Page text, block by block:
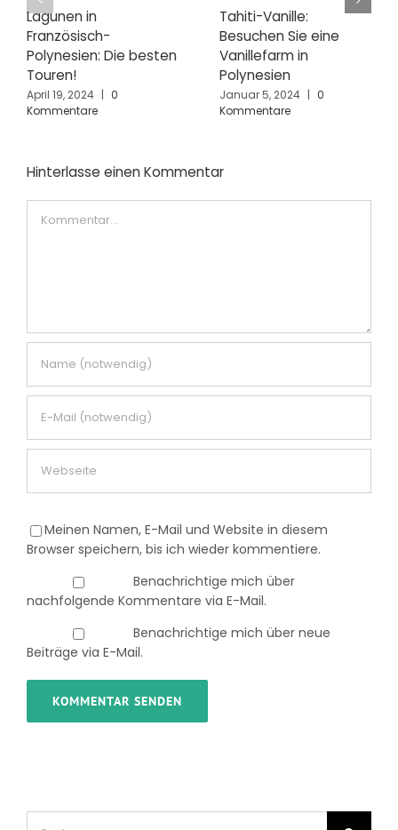
Lagunen in
Französisch-
Polynesien: Die besten
Touren!
April 19, 2024 | 0
Kommentare
Tahiti-Vanille:
Besuchen Sie eine
Vanillefarm in
Polynesien
Januar 5, 2024 | 0
Kommentare
Hinterlasse einen Kommentar
Meinen Namen, E-Mail und Website in diesem
Browser speichern, bis ich wieder kommentiere.
Benachrichtige mich über
nachfolgende Kommentare via E-Mail.
Benachrichtige mich über neue
Beiträge via E-Mail.